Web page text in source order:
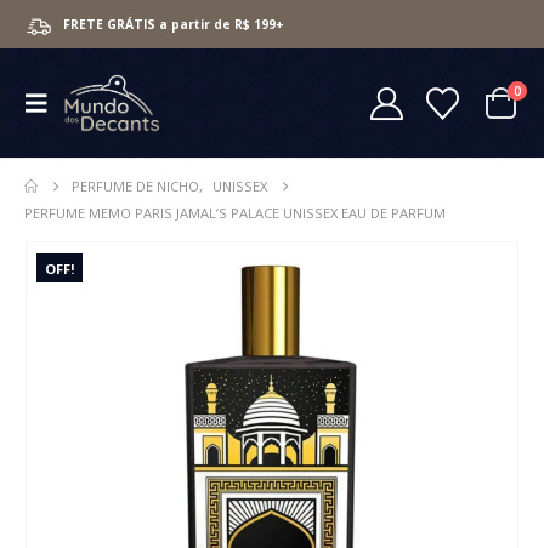
FRETE GRÁTIS a partir de R$ 199+
0
PERFUME DE NICHO,
UNISSEX
PERFUME MEMO PARIS JAMAL’S PALACE UNISSEX EAU DE PARFUM
OFF!